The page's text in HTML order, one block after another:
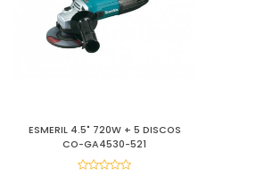
ESMERIL 4.5" 720W + 5 DISCOS
CO-GA4530-521